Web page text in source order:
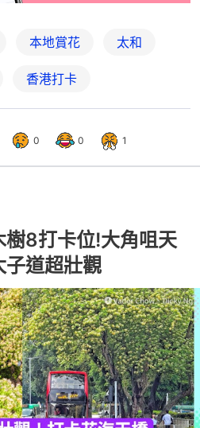
本地賞花 太和
香港打卡
0 0 1
樹8打卡位!大角咀天
道超壯觀